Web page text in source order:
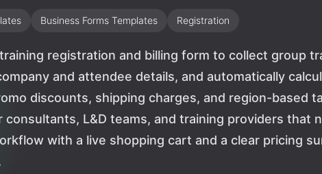
Business Forms Templates Registration
registration and billing form to collect group
and attendee details, and automatically
discounts, shipping charges, and region-based
consultants, L&D teams, and training providers that
with a live shopping cart and a clear pricing